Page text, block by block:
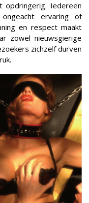
opdringerig. Iedereen
ervaring of
en respect maakt
zowel nieuwsgierige
zichzelf durven